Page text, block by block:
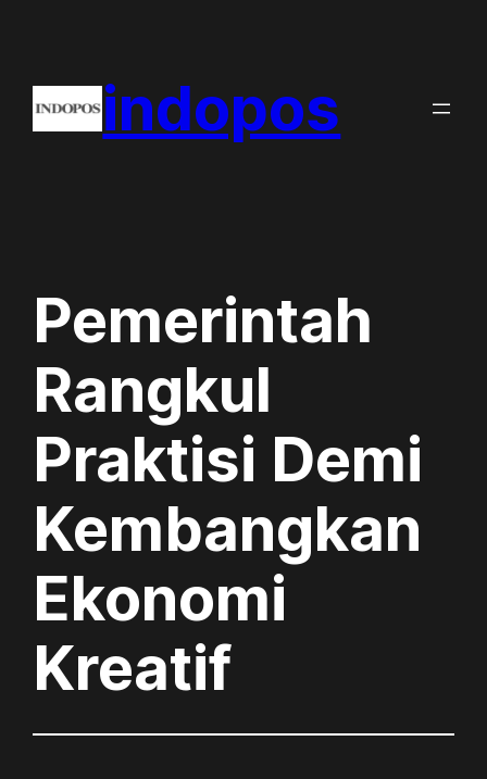
content
indopos
Pemerintah
Rangkul
Praktisi Demi
Kembangkan
Ekonomi
Kreatif